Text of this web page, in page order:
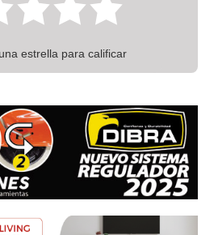
estrella para calificar